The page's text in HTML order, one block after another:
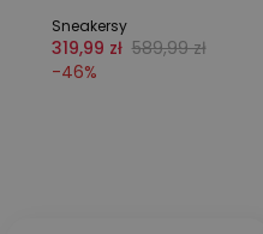
Sneakersy
319,99 zł 589,99 zł
-46%